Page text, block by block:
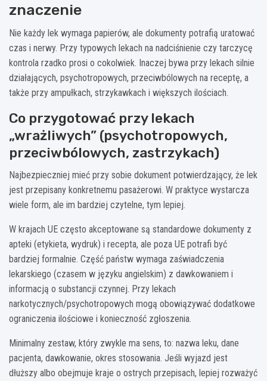
znaczenie
Nie każdy lek wymaga papierów, ale dokumenty potrafią uratować
czas i nerwy. Przy typowych lekach na nadciśnienie czy tarczycę
kontrola rzadko prosi o cokolwiek. Inaczej bywa przy lekach silnie
działających, psychotropowych, przeciwbólowych na receptę, a
także przy ampułkach, strzykawkach i większych ilościach.
Co przygotować przy lekach
„wrażliwych” (psychotropowych,
przeciwbólowych, zastrzykach)
Najbezpieczniej mieć przy sobie dokument potwierdzający, że lek
jest przepisany konkretnemu pasażerowi. W praktyce wystarcza
wiele form, ale im bardziej czytelne, tym lepiej.
W krajach UE często akceptowane są standardowe dokumenty z
apteki (etykieta, wydruk) i recepta, ale poza UE potrafi być
bardziej formalnie. Część państw wymaga zaświadczenia
lekarskiego (czasem w języku angielskim) z dawkowaniem i
informacją o substancji czynnej. Przy lekach
narkotycznych/psychotropowych mogą obowiązywać dodatkowe
ograniczenia ilościowe i konieczność zgłoszenia.
Minimalny zestaw, który zwykle ma sens, to: nazwa leku, dane
pacjenta, dawkowanie, okres stosowania. Jeśli wyjazd jest
dłuższy albo obejmuje kraje o ostrych przepisach, lepiej rozważyć